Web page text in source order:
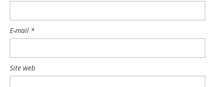
E-mail *
Site web